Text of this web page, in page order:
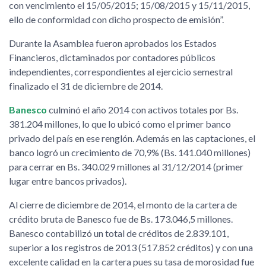
con vencimiento el 15/05/2015; 15/08/2015 y 15/11/2015,
ello de conformidad con dicho prospecto de emisión”.
Durante la Asamblea fueron aprobados los Estados
Financieros, dictaminados por contadores públicos
independientes, correspondientes al ejercicio semestral
finalizado el 31 de diciembre de 2014.
Banesco culminó el año 2014 con activos totales por Bs.
381.204 millones, lo que lo ubicó como el primer banco
privado del país en ese renglón. Además en las captaciones, el
banco logró un crecimiento de 70,9% (Bs. 141.040 millones)
para cerrar en Bs. 340.029 millones al 31/12/2014 (primer
lugar entre bancos privados).
Al cierre de diciembre de 2014, el monto de la cartera de
crédito bruta de Banesco fue de Bs. 173.046,5 millones.
Banesco contabilizó un total de créditos de 2.839.101,
superior a los registros de 2013 (517.852 créditos) y con una
excelente calidad en la cartera pues su tasa de morosidad fue